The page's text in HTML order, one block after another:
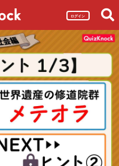
ログイン